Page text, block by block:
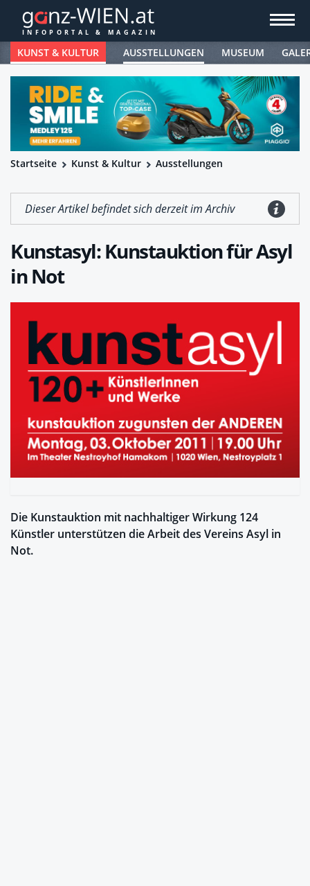
KUNST & KULTUR AUSSTELLUNGEN MUSEUM
Startseite Kunst & Kultur Ausstellungen
Dieser Artikel befindet sich derzeit im Archiv
Kunstasyl: Kunstauktion für Asyl
in Not
Die Kunstauktion mit nachhaltiger Wirkung 124
Künstler unterstützen die Arbeit des Vereins Asyl in
Not.